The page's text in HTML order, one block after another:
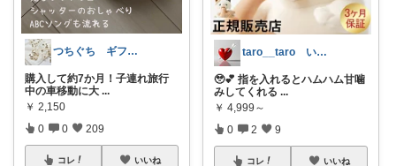
つちぐち ギフト*暮らし
購入して約7か月！子連れ旅行
中の車移動に大 ...
￥ 2,150
0 0 209
コレ いいね
taro__taro いらっしゃませ🎶
🥹💕 指を入れるとハムハム甘噛
みしてくれる ...
￥ 4,999～
0 2 9
コレ いいね